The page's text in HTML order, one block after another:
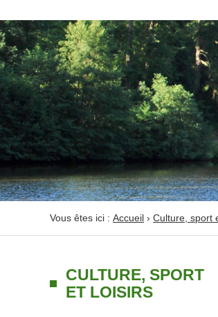
Vous êtes ici : Accueil › Culture, sport
CULTURE, SPORT
ET LOISIRS